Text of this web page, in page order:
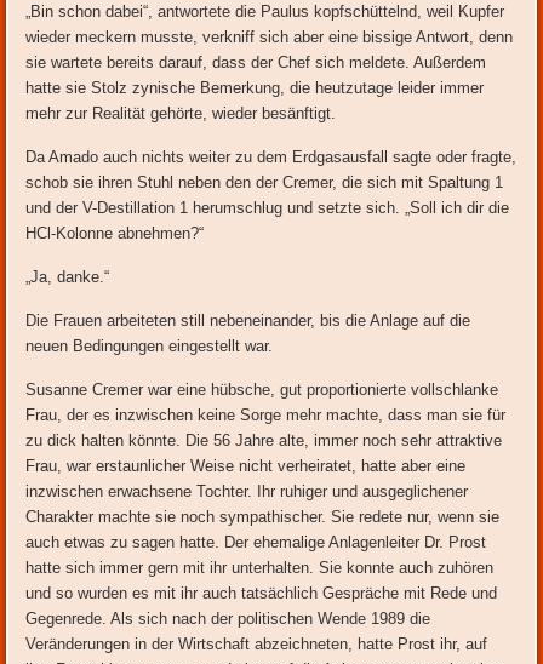
„Bin schon dabei“, antwortete die Paulus kopfschüttelnd, weil Kupfer
wieder meckern musste, verkniff sich aber eine bissige Antwort, denn
sie wartete bereits darauf, dass der Chef sich meldete. Außerdem
hatte sie Stolz zynische Bemerkung, die heutzutage leider immer
mehr zur Realität gehörte, wieder besänftigt.
Da Amado auch nichts weiter zu dem Erdgasausfall sagte oder fragte,
schob sie ihren Stuhl neben den der Cremer, die sich mit Spaltung 1
und der V-Destillation 1 herumschlug und setzte sich. „Soll ich dir die
HCl-Kolonne abnehmen?“
„Ja, danke.“
Die Frauen arbeiteten still nebeneinander, bis die Anlage auf die
neuen Bedingungen eingestellt war.
Susanne Cremer war eine hübsche, gut proportionierte vollschlanke
Frau, der es inzwischen keine Sorge mehr machte, dass man sie für
zu dick halten könnte. Die 56 Jahre alte, immer noch sehr attraktive
Frau, war erstaunlicher Weise nicht verheiratet, hatte aber eine
inzwischen erwachsene Tochter. Ihr ruhiger und ausgeglichener
Charakter machte sie noch sympathischer. Sie redete nur, wenn sie
auch etwas zu sagen hatte. Der ehemalige Anlagenleiter Dr. Prost
hatte sich immer gern mit ihr unterhalten. Sie konnte auch zuhören
und so wurden es mit ihr auch tatsächlich Gespräche mit Rede und
Gegenrede. Als sich nach der politischen Wende 1989 die
Veränderungen in der Wirtschaft abzeichneten, hatte Prost ihr, auf